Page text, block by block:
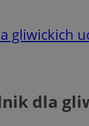
gliwickich
dla